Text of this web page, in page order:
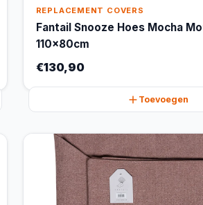
REPLACEMENT COVERS
Fantail Snooze Hoes Mocha
110x80cm
€130,90
Toevoegen